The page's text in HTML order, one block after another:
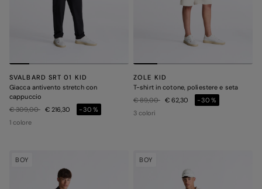
SVALBARD SRT 01 KID
Giacca antivento stretch con
cappuccio
Prezzo ridotto da
€ 309,00a € 216,30
-30%
1 colore
ZOLE KID
T-shirt in cotone, poliestere e seta
Prezzo ridotto da
€ 89,00a € 62,30
-30%
3 colori
BOY BOY